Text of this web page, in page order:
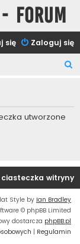
Forum
Zaloguj się
się
k
utworzone
ciasteczka witryny
Style by Ian Bradley
© phpBB Limited
dostarcza phpBB.pl
| Regulamin